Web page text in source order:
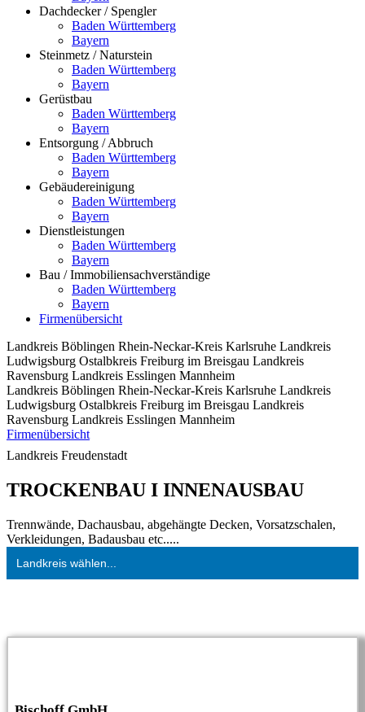
Dachdecker / Spengler
Baden Württemberg
Bayern
Steinmetz / Naturstein
Baden Württemberg
Bayern
Gerüstbau
Baden Württemberg
Bayern
Entsorgung / Abbruch
Baden Württemberg
Bayern
Gebäudereinigung
Baden Württemberg
Bayern
Dienstleistungen
Baden Württemberg
Bayern
Bau / Immobiliensachverständige
Baden Württemberg
Bayern
Firmenübersicht
Landkreis Böblingen Rhein-Neckar-Kreis Karlsruhe Landkreis
Ludwigsburg Ostalbkreis Freiburg im Breisgau Landkreis
Ravensburg Landkreis Esslingen Mannheim
Landkreis Böblingen Rhein-Neckar-Kreis Karlsruhe Landkreis
Ludwigsburg Ostalbkreis Freiburg im Breisgau Landkreis
Ravensburg Landkreis Esslingen Mannheim
Firmenübersicht
Landkreis Freudenstadt
TROCKENBAU I INNENAUSBAU
Trennwände, Dachausbau, abgehängte Decken, Vorsatzschalen,
Verkleidungen, Badausbau etc.....
Landkreis wählen...